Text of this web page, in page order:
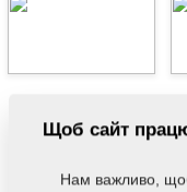
Не смотря на то,
глубину 15 см,
кукурузы, а
Щоб сайт
Нам важливо,